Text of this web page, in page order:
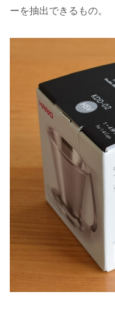
ーを抽出できるもの。